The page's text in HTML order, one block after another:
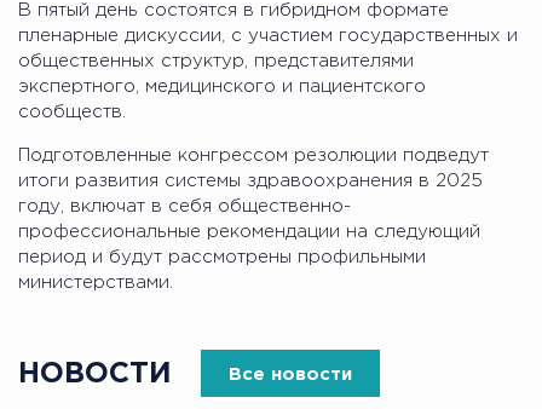
В пятый день состоятся в гибридном формате
пленарные дискуссии, с участием государственных и
общественных структур, представителями
экспертного, медицинского и пациентского
сообществ.
Подготовленные конгрессом резолюции подведут
итоги развития системы здравоохранения в 2025
году, включат в себя общественно-
профессиональные рекомендации на следующий
период и будут рассмотрены профильными
министерствами.
НОВОСТИ Все новости